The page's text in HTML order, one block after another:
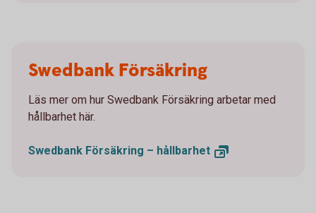
Swedbank Försäkring
Läs mer om hur Swedbank Försäkring arbetar med
hållbarhet här.
Swedbank Försäkring – hållbarhet